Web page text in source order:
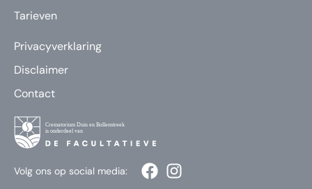
Tarieven
Privacyverklaring
Disclaimer
Contact
Volg ons op social media: